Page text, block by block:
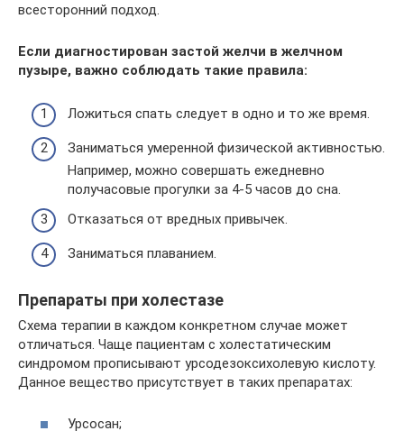
всесторонний подход.
Если диагностирован застой желчи в желчном
пузыре, важно соблюдать такие правила:
Ложиться спать следует в одно и то же время.
Заниматься умеренной физической активностью.
Например, можно совершать ежедневно
получасовые прогулки за 4-5 часов до сна.
Отказаться от вредных привычек.
Заниматься плаванием.
Препараты при холестазе
Схема терапии в каждом конкретном случае может
отличаться. Чаще пациентам с холестатическим
синдромом прописывают урсодезоксихолевую кислоту.
Данное вещество присутствует в таких препаратах:
Урсосан;